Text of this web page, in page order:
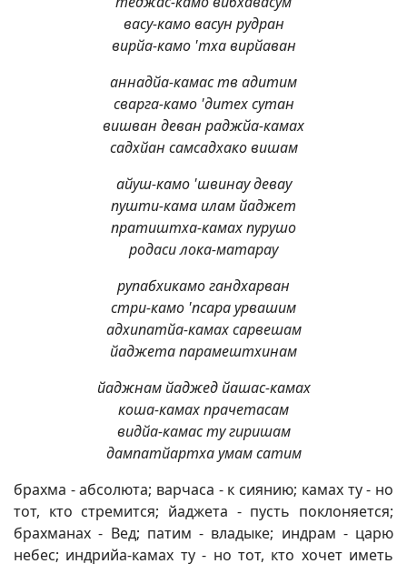
васу-камо васун рудран
вирйа-камо 'тха вирйаван
аннадйа-камас тв адитим
сварга-камо 'дитех сутан
вишван деван раджйа-камах
садхйан самсадхако вишам
айуш-камо 'швинау девау
пушти-кама илам йаджет
пратиштха-камах пурушо
родаси лока-матарау
рупабхикамо гандхарван
стри-камо 'псара урвашим
адхипатйа-камах сарвешам
йаджета парамештхинам
йаджнам йаджед йашас-камах
коша-камах прачетасам
видйа-камас ту гиришам
дампатйартха умам сатим
брахма - абсолюта; варчаса - к сиянию; камах ту - но
тот, кто стремится; йаджета - пусть поклоняется;
брахманах - Вед; патим - владыке; индрам - царю
небес; индрийа-камах ту - но тот, кто хочет иметь